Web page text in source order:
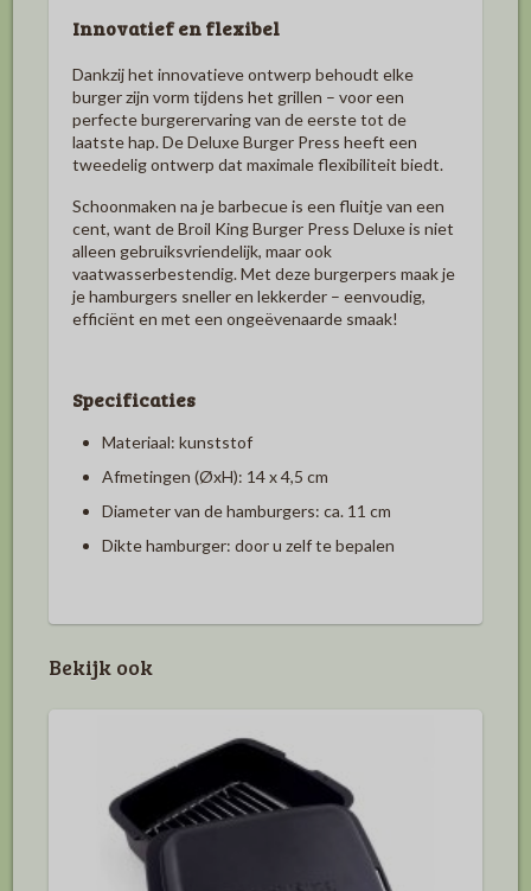
Innovatief en flexibel
Dankzij het innovatieve ontwerp behoudt elke
burger zijn vorm tijdens het grillen – voor een
perfecte burgerervaring van de eerste tot de
laatste hap. De Deluxe Burger Press heeft een
tweedelig ontwerp dat maximale flexibiliteit biedt.
Schoonmaken na je barbecue is een fluitje van een
cent, want de Broil King Burger Press Deluxe is niet
alleen gebruiksvriendelijk, maar ook
vaatwasserbestendig. Met deze burgerpers maak je
je hamburgers sneller en lekkerder – eenvoudig,
efficiënt en met een ongeëvenaarde smaak!
Specificaties
Materiaal: kunststof
Afmetingen (ØxH): 14 x 4,5 cm
Diameter van de hamburgers: ca. 11 cm
Dikte hamburger: door u zelf te bepalen
Bekijk ook